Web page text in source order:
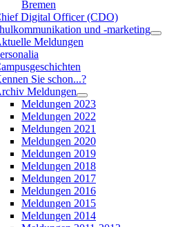
Bremen
Digital Officer (CDO)
und -marketing
Meldungen
Sie schon...?
Meldungen
Meldungen 2023
Meldungen 2022
Meldungen 2021
Meldungen 2020
Meldungen 2019
Meldungen 2018
Meldungen 2017
Meldungen 2016
Meldungen 2015
Meldungen 2014